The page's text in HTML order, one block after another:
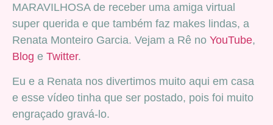
MARAVILHOSA de receber uma amiga virtual
super querida e que também faz makes lindas, a
Renata Monteiro Garcia. Vejam a Rê no YouTube,
Blog e Twitter.
Eu e a Renata nos divertimos muito aqui em casa
e esse vídeo tinha que ser postado, pois foi muito
engraçado gravá-lo.